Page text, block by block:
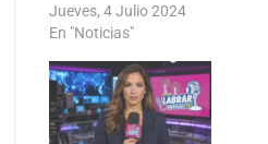
Jueves, 4 Julio 2024
En "Noticias"